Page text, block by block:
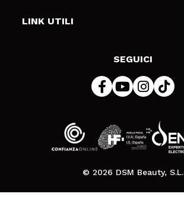
Metodi di pagamamento
Termini e condizioni
LINK UTILI
SEGUICI
© 2026 DSM Beauty, S.L.